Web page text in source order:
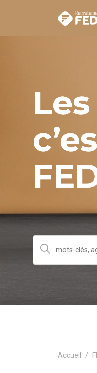
Accueil